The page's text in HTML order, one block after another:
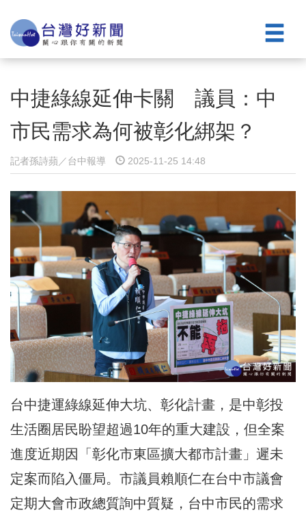
中捷綠線延伸卡關 議員：中
市民需求為何被彰化綁架？
記者孫詩蘋／台中報導 2025-11-25 14:48
台中捷運綠線延伸大坑、彰化計畫，是中彰投
生活圈居民盼望超過10年的重大建設，但全案
進度近期因「彰化市東區擴大都市計畫」遲未
定案而陷入僵局。市議員賴順仁在台中市議會
定期大會市政總質詢中質疑，台中市民的需求